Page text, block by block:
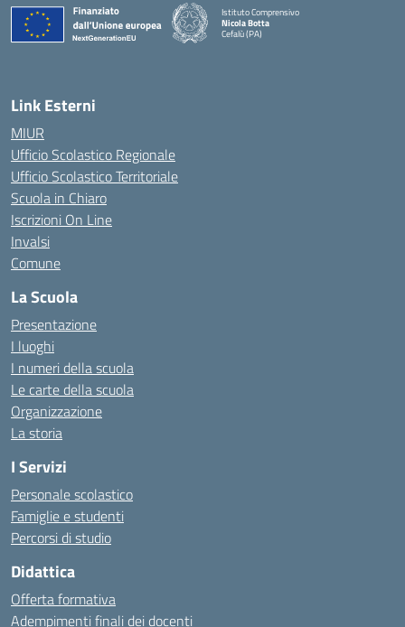
Istituto Comprensivo
Nicola Botta
Cefalù (PA)
Link Esterni
MIUR
Ufficio Scolastico Regionale
Ufficio Scolastico Territoriale
Scuola in Chiaro
Iscrizioni On Line
Invalsi
Comune
La Scuola
Presentazione
I luoghi
I numeri della scuola
Le carte della scuola
Organizzazione
La storia
I Servizi
Personale scolastico
Famiglie e studenti
Percorsi di studio
Didattica
Offerta formativa
Adempimenti finali dei docenti